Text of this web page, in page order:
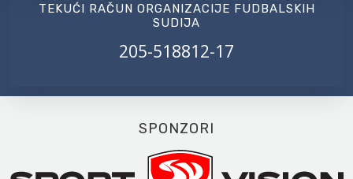
TEKUĆI RAČUN ORGANIZACIJE FUDBALSKIH
SUDIJA
205-518812-17
SPONZORI